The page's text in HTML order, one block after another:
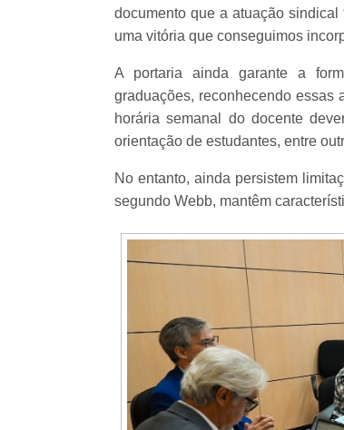
documento que a atuação
uma vitória que conseguimos
A portaria ainda garante a
graduações, reconhecendo essas
horária semanal do docente
orientação de estudantes, entre
No entanto, ainda persistem
segundo Webb, mantêm